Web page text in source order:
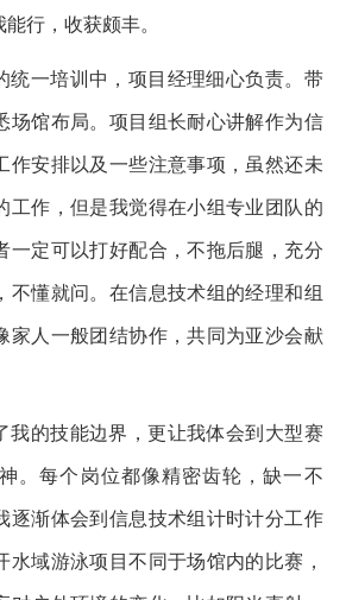
行，收获颇丰。
统一培训中，项目经理细心负责。带
场馆布局。项目组长耐心讲解作为信
作安排以及一些注意事项，虽然还未
工作，但是我觉得在小组专业团队的
一定可以打好配合，不拖后腿，充分
不懂就问。在信息技术组的经理和组
家人一般团结协作，共同为亚沙会献
我的技能边界，更让我体会到大型赛
。每个岗位都像精密齿轮，缺一不
逐渐体会到信息技术组计时计分工作
水域游泳项目不同于场馆内的比赛，